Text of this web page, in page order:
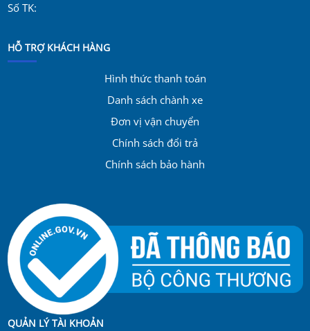
Số TK:
HỖ TRỢ KHÁCH HÀNG
Hình thức thanh toán
Danh sách chành xe
Đơn vị vận chuyển
Chính sách đổi trả
Chính sách bảo hành
QUẢN LÝ TÀI KHOẢN